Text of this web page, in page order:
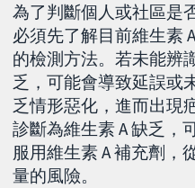
為了判斷個人或社區是
必須先了解目前維生素
的檢測方法。若未能辨
乏，可能會導致延誤或
乏情形惡化，進而出現
診斷為維生素 A 缺乏，
服用維生素 A 補充劑，
量的風險。